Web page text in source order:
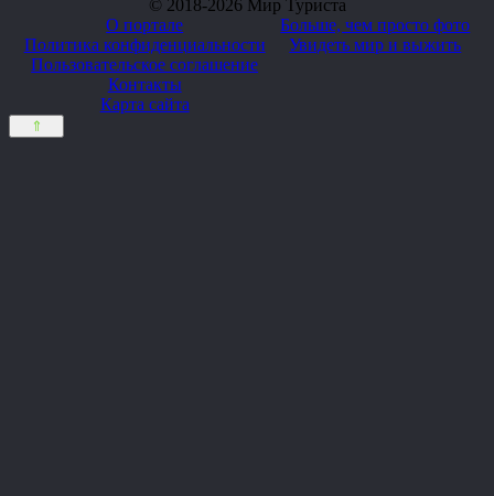
© 2018-2026 Мир Туриста
О портале
Политика конфиденциальности
Пользовательское соглашение
Контакты
Карта сайта
Больше, чем просто фото
Увидеть мир и выжить